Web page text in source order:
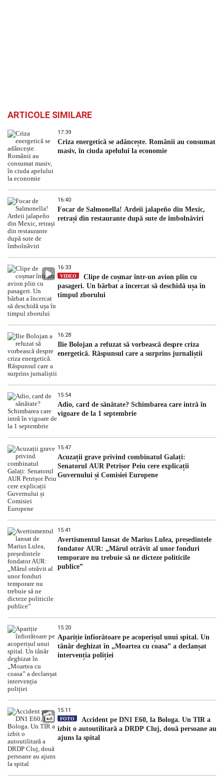
ARTICOLE SIMILARE
17:39
Criza energetică se adâncește. Românii au consumat
masiv, în ciuda apelului la economie
16:40
Focar de Salmonella! Ardeii jalapeño din Mexic,
retrași din restaurante după sute de îmbolnăviri
16:33
VIDEO
Clipe de coșmar într-un avion plin cu
pasageri. Un bărbat a încercat să deschidă ușa în
timpul zborului
16:28
Ilie Bolojan a refuzat să vorbească despre criza
energetică. Răspunsul care a surprins jurnaliștii
15:54
Adio, card de sănătate? Schimbarea care intră în
vigoare de la 1 septembrie
15:47
Acuzații grave privind combinatul Galați:
Senatorul AUR Petrișor Peiu cere explicații
Guvernului și Comisiei Europene
15:41
Avertismentul lansat de Marius Lulea, președintele
fondator AUR: „Mărul otrăvit al unor fonduri
temporare nu trebuie să ne dicteze politicile
publice”
15:20
Apariție înfiorătoare pe acoperișul unui spital. Un
tânăr deghizat în „Moartea cu coasa” a declanșat
intervenția poliției
15:11
FOTO
Accident pe DN1 E60, la Bologa. Un TIR a
izbit o autoutilitară a DRDP Cluj, două persoane au
ajuns la spital